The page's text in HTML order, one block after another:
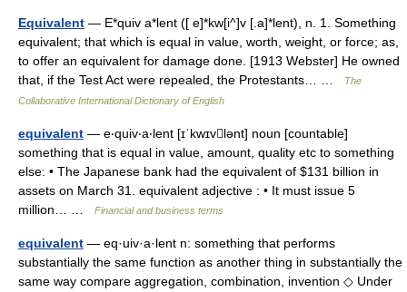
Equivalent — E*quiv a*lent ([ e]*kw[i^]v [.a]*lent), n. 1. Something
equivalent; that which is equal in value, worth, weight, or force; as,
to offer an equivalent for damage done. [1913 Webster] He owned
that, if the Test Act were repealed, the Protestants… …
The
Collaborative International Dictionary of English
equivalent — e‧quiv‧a‧lent [ɪˈkwɪvlənt] noun [countable]
something that is equal in value, amount, quality etc to something
else: • The Japanese bank had the equivalent of $131 billion in
assets on March 31. equivalent adjective : • It must issue 5
million… …
Financial and business terms
equivalent — eq·uiv·a·lent n: something that performs
substantially the same function as another thing in substantially the
same way compare aggregation, combination, invention ◇ Under